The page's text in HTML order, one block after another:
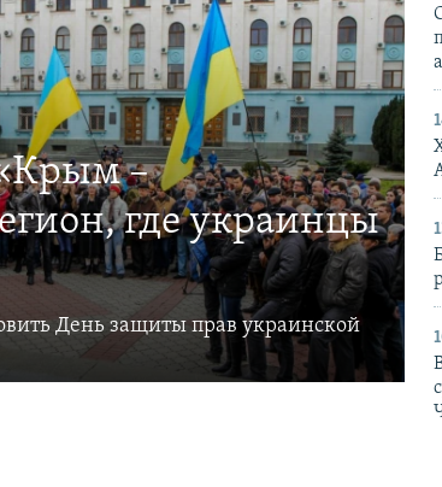
–
где украинцы
День защиты прав украинской